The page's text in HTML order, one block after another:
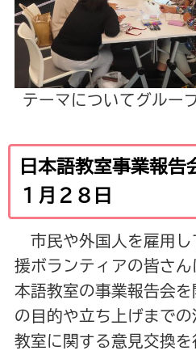
テーマについてグルー
日本語教室事業報
１月２８日
市民や外国人を雇用し
援ボランティアの皆さ
本語教室の事業報告会
の目的や立ち上げまで
教室に関する意見交換